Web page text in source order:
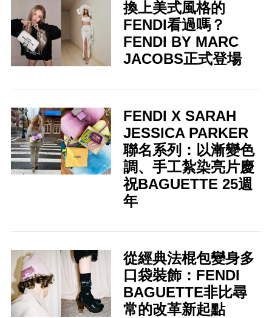
換上美式風格的
FENDI看過嗎？
FENDI BY MARC
JACOBS正式登場
FENDI X SARAH
JESSICA PARKER
聯名系列：以漸變色
調、手工紮染亮片慶
祝BAGUETTE 25週
年
從經典法棍包變身多
口袋裝飾：FENDI
BAGUETTE非比尋
常的改革新起點